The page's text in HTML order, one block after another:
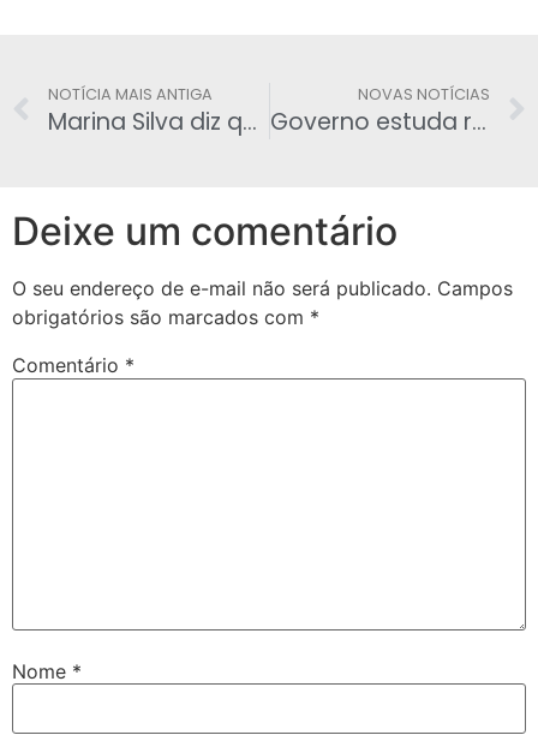
NOTÍCIA MAIS ANTIGA
Marina Silva diz que ‘a única surpreendida pela crise foi Dilma‘
NOVAS NOTÍCIAS
Governo estuda recriar de CPMF e dividir para estados e municípios
Deixe um comentário
O seu endereço de e-mail não será publicado. Campos
obrigatórios são marcados com *
Comentário *
Nome *